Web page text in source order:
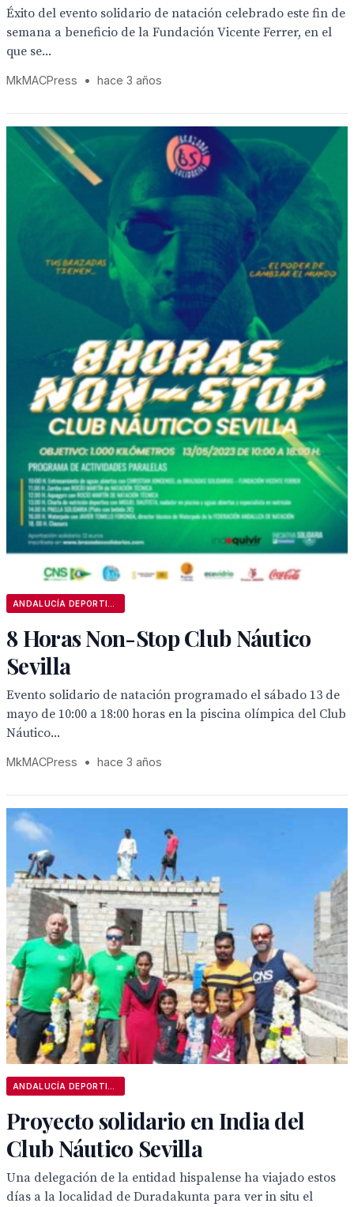
Éxito del evento solidario de natación celebrado este fin de
semana a beneficio de la Fundación Vicente Ferrer, en el
que se...
MkMACPress • hace 3 años
8 Horas Non-Stop Club Náutico
Sevilla
Evento solidario de natación programado el sábado 13 de
mayo de 10:00 a 18:00 horas en la piscina olímpica del Club
Náutico...
MkMACPress • hace 3 años
Proyecto solidario en India del
Club Náutico Sevilla
Una delegación de la entidad hispalense ha viajado estos
días a la localidad de Duradakunta para ver in situ el